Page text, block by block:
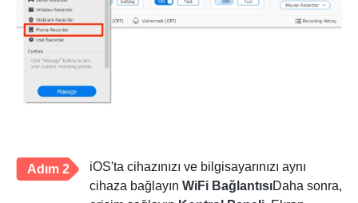
Adım 2
iOS'ta cihazınızı ve bilgisayarınızı aynı
cihaza bağlayın WiFi BağlantısıDaha sonra,